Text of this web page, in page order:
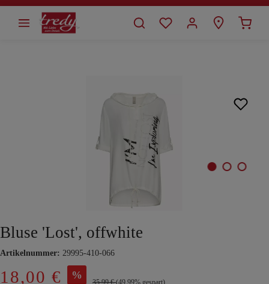
springen
Bluse 'Lost', offwhite
Artikelnummer: 29995-410-066
18,00 € %
35,99 €(49.99% gespart)